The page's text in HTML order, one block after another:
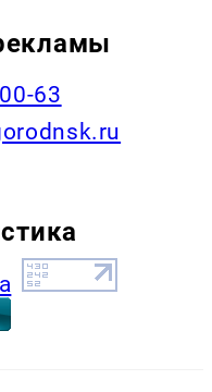
63